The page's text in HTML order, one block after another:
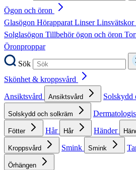
Ögon och öron
Glasögon HörapparatLinserLinsvätskor
Solglasögon Tillbehör ögon och öron
Öronproppar
Sök
Skönhet & kroppsvård
Ansiktsvård
Ansiktsvård Solskydd
Solskydd och solkräm
Fötter Hår Hår Händer
Kroppsvård Smink Smink
Örhängen